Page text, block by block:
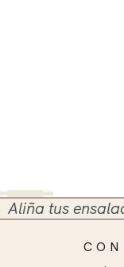
tus